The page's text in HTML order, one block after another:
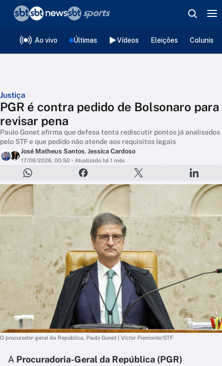
Ao vivo Últimas Vídeos Eleições
Justiça
PGR é contra pedido de Bolsonaro para
revisar pena
Paulo Gonet afirma que defesa tenta rediscutir pontos já analisados
pelo STF e que pedido não atende aos requisitos legais
José Matheus Santos, Jessica Cardoso
17/06/2026, 00:50 • Atualizado há 1 mês
O procurador-geral da República, Paulo Gonet | Victor Piemonte/STF
A Procuradoria-Geral da República (PGR)
❮voltar
Editorias